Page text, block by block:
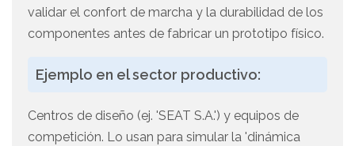
validar el confort de marcha y la durabilidad de los
componentes antes de fabricar un prototipo físico.
Ejemplo en el sector productivo:
Centros de diseño (ej. 'SEAT S.A.') y equipos de
competición. Lo usan para simular la 'dinámica